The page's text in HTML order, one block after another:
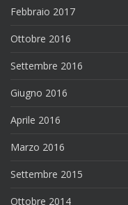
Febbraio 2017
Ottobre 2016
Settembre 2016
Giugno 2016
Aprile 2016
Marzo 2016
Settembre 2015
Ottobre 2014